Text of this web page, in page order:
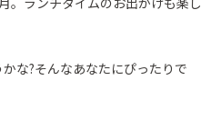
な?そんなあなたにぴったりで